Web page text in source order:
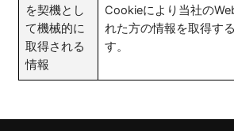
を契機とし
て機械的に
取得される
情報
Cookieにより当社の
れた方の情報を取得す
す。